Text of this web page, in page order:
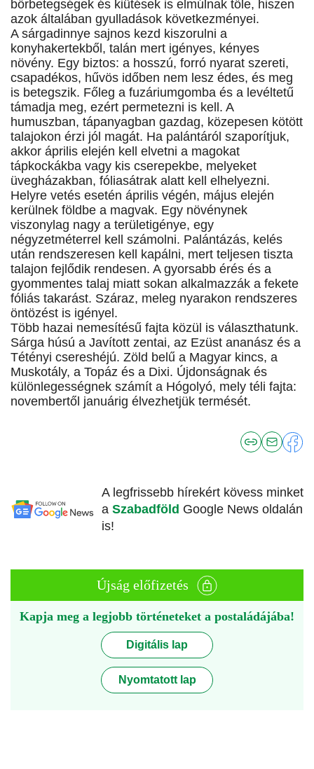
bőrbetegségek és kiütések is elmúlnak tőle, hiszen
azok általában gyulladások következményei.
A sárgadinnye sajnos kezd kiszorulni a
konyhakertekből, talán mert igényes, kényes
növény. Egy biztos: a hosszú, forró nyarat szereti,
csapadékos, hűvös időben nem lesz édes, és meg
is betegszik. Főleg a fuzáriumgomba és a levéltetű
támadja meg, ezért permetezni is kell. A
humuszban, tápanyagban gazdag, közepesen kötött
talajokon érzi jól magát. Ha palántáról szaporítjuk,
akkor április elején kell elvetni a magokat
tápkockákba vagy kis cserepekbe, melyeket
üvegházakban, fóliasátrak alatt kell elhelyezni.
Helyre vetés esetén április végén, május elején
kerülnek földbe a magvak. Egy növénynek
viszonylag nagy a területigénye, egy
négyzetméterrel kell számolni. Palántázás, kelés
után rendszeresen kell kapálni, mert teljesen tiszta
talajon fejlődik rendesen. A gyorsabb érés és a
gyommentes talaj miatt sokan alkalmazzák a fekete
fóliás takarást. Száraz, meleg nyarakon rendszeres
öntözést is igényel.
Több hazai nemesítésű fajta közül is választhatunk.
Sárga húsú a Javított zentai, az Ezüst ananász és a
Tétényi csereshéjú. Zöld belű a Magyar kincs, a
Muskotály, a Topáz és a Dixi. Újdonságnak és
különlegességnek számít a Hógolyó, mely téli fajta:
novembertől januárig élvezhetjük termését.
A legfrissebb hírekért kövess minket
a Szabadföld Google News oldalán
is!
Újság előfizetés
Kapja meg a legjobb történeteket a postaládájába!
Digitális lap
Nyomtatott lap